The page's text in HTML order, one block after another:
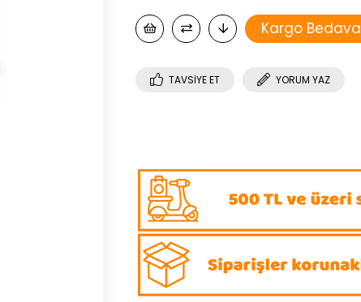
Kargo Bedava
TAVSIYE ET YORUM YAZ